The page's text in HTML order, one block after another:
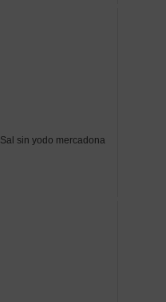
Sal sin yodo mercadona